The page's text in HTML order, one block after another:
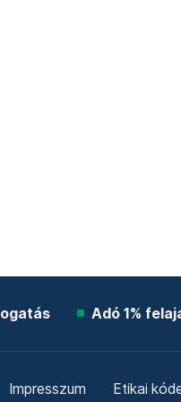
Adó 1%
Impresszum Etikai